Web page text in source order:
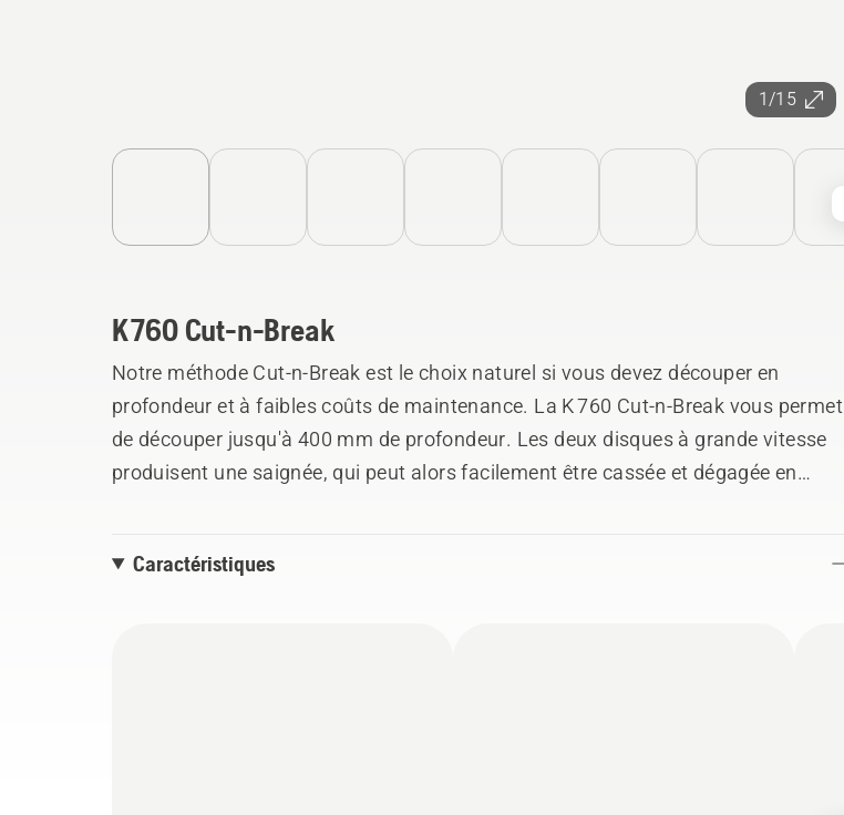
1/15
K 760 Cut-n-Break
Notre méthode Cut-n-Break est le choix naturel si vous devez découper en
profondeur et à faibles coûts de maintenance. La K 760 Cut-n-Break vous permet
de découper jusqu'à 400 mm de profondeur. Les deux disques à grande vitesse
produisent une saignée, qui peut alors facilement être cassée et dégagée en
deux disques et un outil extracteur.
Caractéristiques